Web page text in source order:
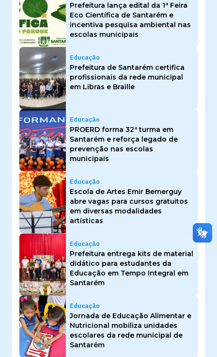
Prefeitura lança edital da 1ª Feira
Eco Científica de Santarém e
incentiva pesquisa ambiental nas
escolas municipais
Educação
Prefeitura de Santarém certifica
profissionais da rede municipal
em Libras e Braille
Educação
PROERD forma 32ª turma em
Santarém e reforça legado de
prevenção nas escolas
municipais
Educação
Escola de Artes Emir Bemerguy
abre vagas para cursos gratuitos
em diversas modalidades
artísticas
Educação
Prefeitura entrega kits de material
didático para estudantes da
Educação em Tempo Integral em
Santarém
Educação
Jornada de Educação Alimentar e
Nutricional mobiliza unidades
escolares da rede municipal de
Santarém